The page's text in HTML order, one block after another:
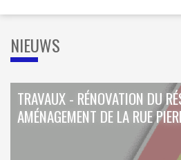
NIEUWS
TRAVAUX - RÉNOVATION DU
AMÉNAGEMENT DE LA RUE